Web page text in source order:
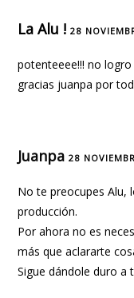
La Alu !28
potenteeee!!! no
gracias juanpa por
Juanpa 28
No te preocupes Alu,
producción.
Por ahora no es
más que aclararte
Sigue dándole duro a